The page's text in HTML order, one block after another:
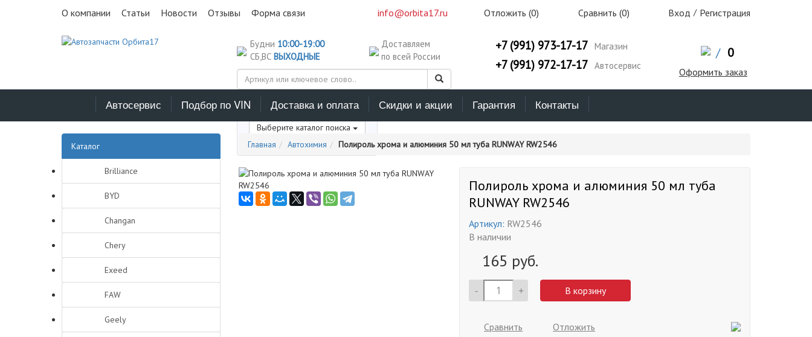
О компании Статьи Новости Отзывы Форма связи info@orbita17.ru Отложить (0) Сравнить (0) Вход / Регистрация
Будни 10:00-19:00
СБ,ВС ВЫХОДНЫЕ
Доставляем
по всей России
Выберите каталог поиска
+7 (991) 973-17-17 Магазин
+7 (991) 972-17-17 Автосервис
/ 0
Оформить заказ
Автосервис Подбор по VIN Доставка и оплата Скидки и акции Гарантия Контакты
Каталог
Brilliance
BYD
Changan
Chery
Exeed
FAW
Geely
Главная Автохимия Полироль хрома и алюминия 50 мл туба RUNWAY RW2546
Полироль хрома и алюминия 50 мл туба
RUNWAY RW2546
Артикул: RW2546
В наличии
165 руб.
- + В корзину
Сравнить Отложить